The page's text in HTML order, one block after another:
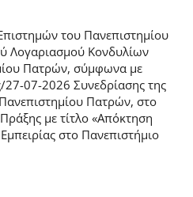
του Πανεπιστημίου
Λογαριασμού Κονδυλίων
Πατρών, σύμφωνα με
07-2026 Συνεδρίασης της
Πατρών, στο
με τίτλο «Απόκτηση
στο Πανεπιστήμιο